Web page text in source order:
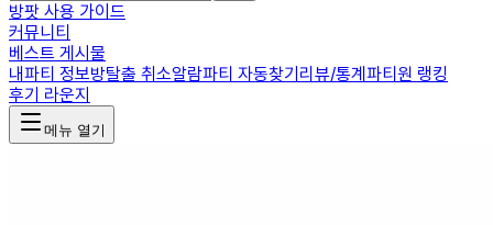
방팟 사용 가이드
커뮤니티
베스트 게시물
내파티 정보방탈출 취소알람파티 자동찾기리뷰/통계파티원 랭킹
후기 라운지
메뉴 열기